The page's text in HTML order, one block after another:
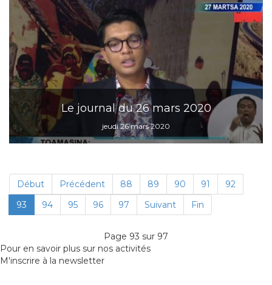
Le journal du 26 mars 2020
jeudi 26 mars 2020
Début Précédent 88 89 90 91
92
93
94 95 96 97 Suivant Fin
Page 93 sur 97
Pour en savoir plus sur nos activités
M'inscrire à la newsletter